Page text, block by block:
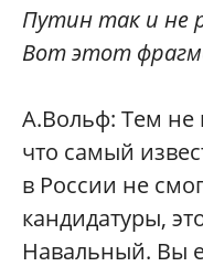
Путин так и не
Вот этот
А.Вольф: Тем не
что самый
в России не
кандидатуры,
Навальный. Вы